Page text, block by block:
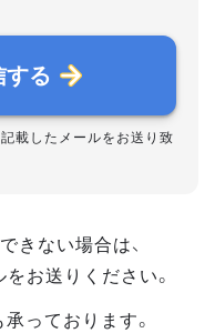
する
載したメールをお送り致
きない場合は、
お送りください。
っております。